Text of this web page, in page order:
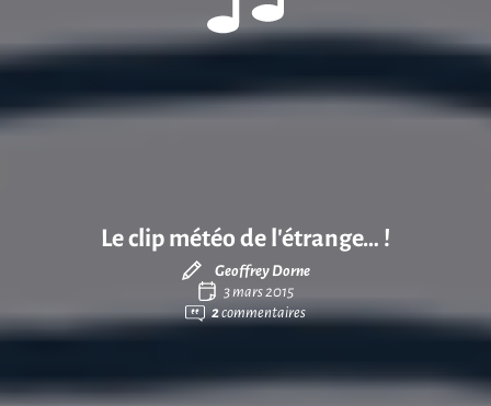
Le clip météo de l’étrange… !
Geoffrey Dorne
3 mars 2015
2commentaires